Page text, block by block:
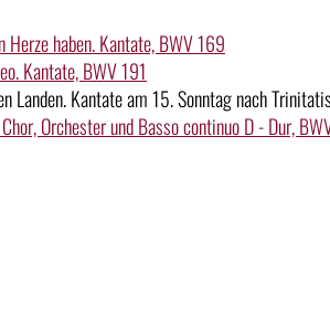
haben. Kantate, BWV 169
Kantate, BWV 191
Landen. Kantate am 15. Sonntag nach
Orchester und Basso continuo D - Dur,